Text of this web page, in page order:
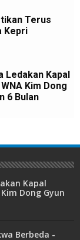
Terus
Kepri
Ledakan Kapal
Kim Dong
6 Bulan
Kapal
Dong Gyun
Berbeda -